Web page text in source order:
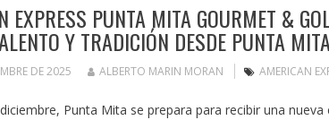
EXPRESS PUNTA MITA GOURMET &
Y TRADICIÓN DESDE PUNTA
DE 2025 ALBERTO MARIN MORAN AMERICAN
Punta Mita se prepara para recibir una nueva